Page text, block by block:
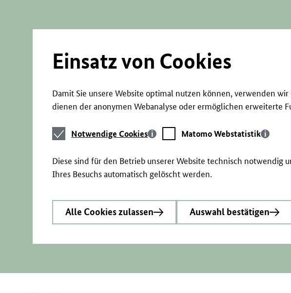
Einsatz von Cookies
Damit Sie unsere Website optimal nutzen können, verwenden
dienen der anonymen Webanalyse oder ermöglichen erweiterte
Notwendige
Cookies
Notwendige Cookies
Matomo
Webstatistik
Matomo Webstatistik
Diese sind für den Betrieb unserer Website technisch notwendig
Ihres Besuchs automatisch gelöscht werden.
Alle Cookies zulassen Auswahl bestätigen